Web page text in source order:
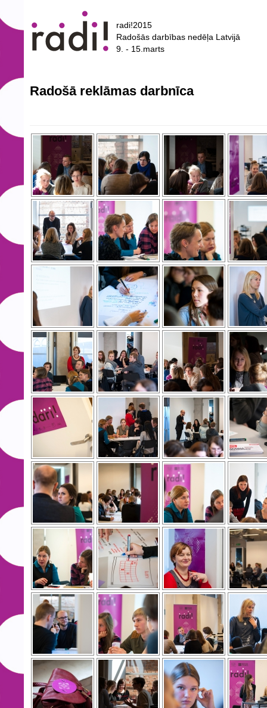
radi!2015
Radošās darbības nedēļa Latvijā
9. - 15.marts
Radošā reklāmas darbnīca